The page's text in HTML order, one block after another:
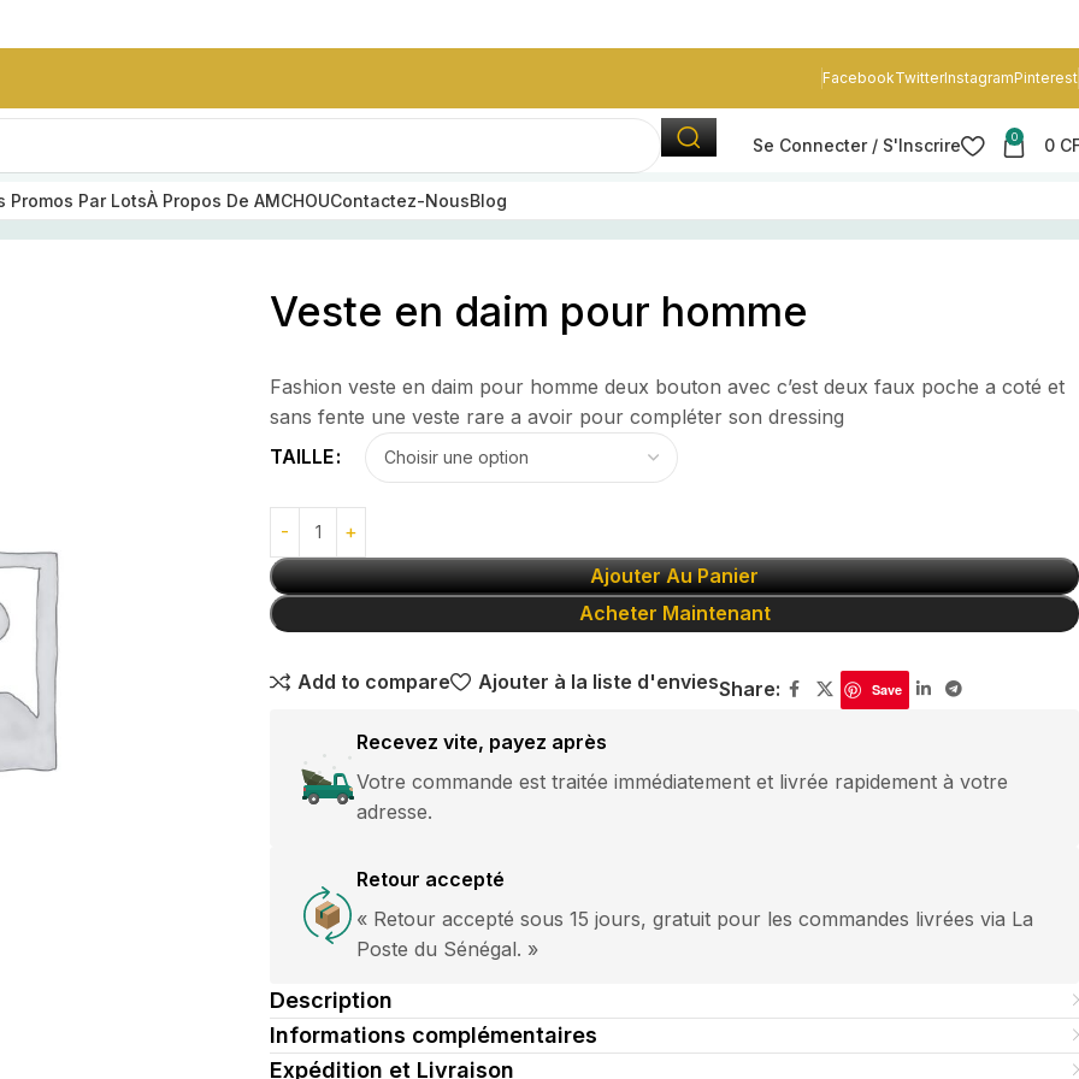
FacebookTwitterInstagramPinterest
Se Connecter / S'Inscrire 0 0
Homme Sans
Capuche
25,000 CFA
ceinture en cuir
grainé noir
avec boucle
argentée
10,000CFA
Pantalon Jeans
15,000CFA
Jogging Grande
Taille Nike
15,000CFA
Promos Par LotsÀ Propos De AMCHOUContactez-NousBlog
homme
Veste en daim pour homme
Fashion veste en daim pour homme deux bouton avec c’est deux faux poche a coté et
sans fente une veste rare a avoir pour compléter son dressing
TAILLE
Ajouter Au Panier
Acheter Maintenant
Add to compare Ajouter à la liste d'enviesShare: Save
Recevez vite, payez après
Votre commande est traitée immédiatement et livrée rapidement à votre
adresse.
Retour accepté
« Retour accepté sous 15 jours, gratuit pour les commandes livrées via La
Poste du Sénégal. »
Description
Informations complémentaires
Expédition et Livraison